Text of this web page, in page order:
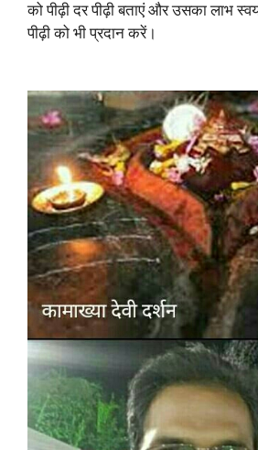
को पीढ़ी दर पीढ़ी बताएं और उसका लाभ
पीढ़ी को भी प्रदान करें।